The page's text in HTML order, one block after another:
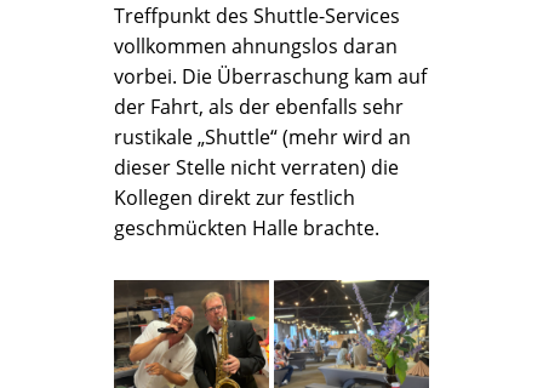
Treffpunkt des Shuttle-Services
vollkommen ahnungslos daran
vorbei. Die Überraschung kam auf
der Fahrt, als der ebenfalls sehr
rustikale „Shuttle“ (mehr wird an
dieser Stelle nicht verraten) die
Kollegen direkt zur festlich
geschmückten Halle brachte.